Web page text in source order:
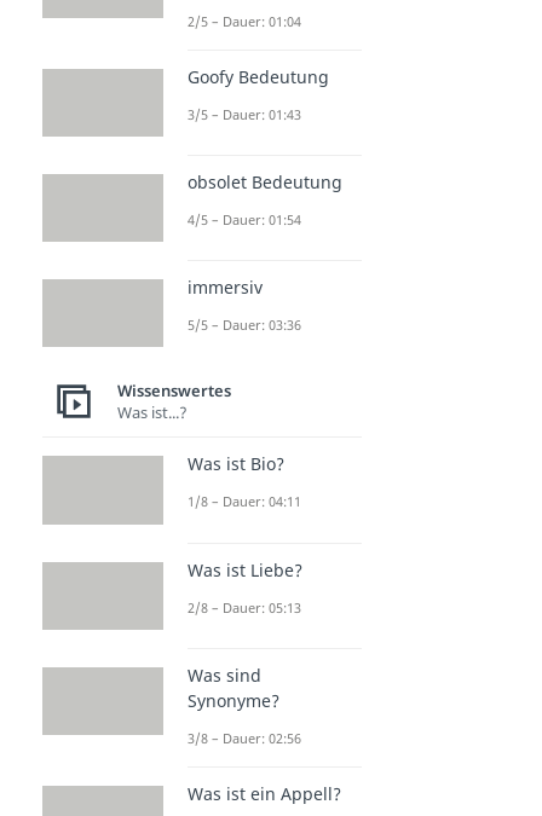
2/5 – Dauer: 01:04
Goofy Bedeutung
3/5 – Dauer: 01:43
obsolet Bedeutung
4/5 – Dauer: 01:54
immersiv
5/5 – Dauer: 03:36
Wissenswertes
Was ist...?
Was ist Bio?
1/8 – Dauer: 04:11
Was ist Liebe?
2/8 – Dauer: 05:13
Was sind
Synonyme?
3/8 – Dauer: 02:56
Was ist ein Appell?